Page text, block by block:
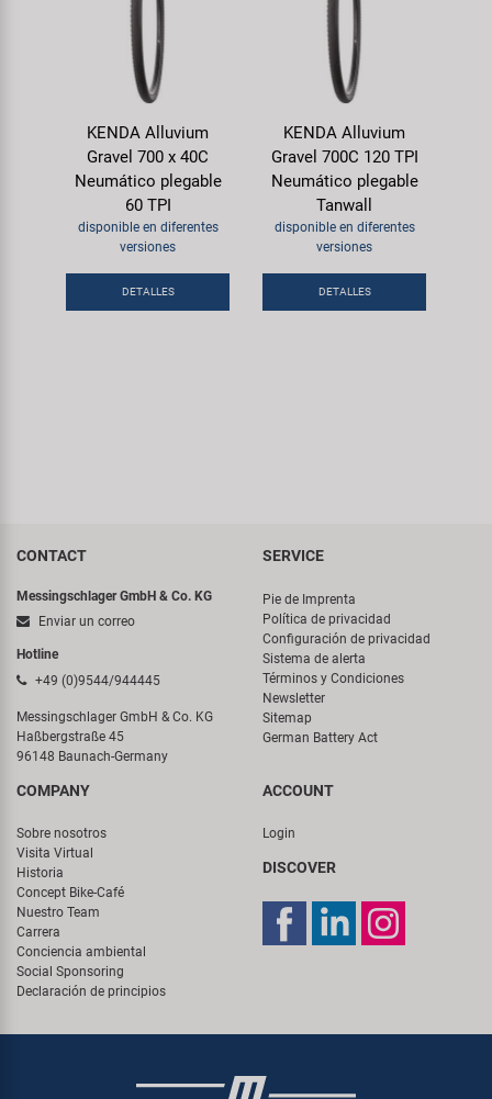
KENDA Alluvium
Gravel 700 x 40C
Neumático plegable
60 TPI
disponible en diferentes
versiones
DETALLES
KENDA Alluvium
Gravel 700C 120 TPI
Neumático plegable
Tanwall
disponible en diferentes
versiones
DETALLES
CONTACT
Messingschlager GmbH & Co. KG
Enviar un correo
Hotline
+49 (0)9544/944445
Messingschlager GmbH & Co. KG
Haßbergstraße 45
96148 Baunach-Germany
SERVICE
Pie de Imprenta
Política de privacidad
Configuración de privacidad
Sistema de alerta
Términos y Condiciones
Newsletter
Sitemap
German Battery Act
COMPANY
Sobre nosotros
Visita Virtual
Historia
Concept Bike-Café
Nuestro Team
Carrera
Conciencia ambiental
Social Sponsoring
Declaración de principios
ACCOUNT
Login
DISCOVER